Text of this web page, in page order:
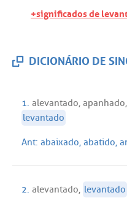
+significados de
DICIONÁRIO DE
1. alevantado, apanhado,
levantado
Ant: abaixado, abatido,
2. alevantado, levantado